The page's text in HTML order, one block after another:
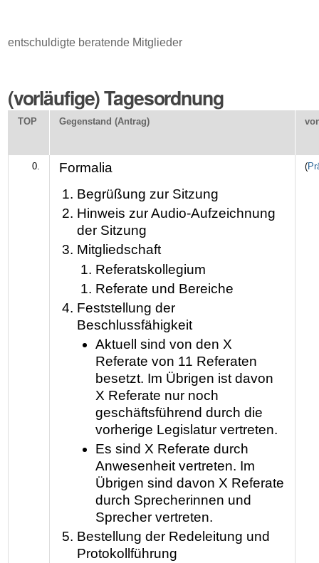
entschuldigte beratende Mitglieder
(vorläufige) Tagesordnung
TOP Gegenstand (Antrag)
0.
Formalia
Begrüßung zur Sitzung
Hinweis zur Audio-Aufzeichnung
der Sitzung
Mitgliedschaft
Referatskollegium
Referate und Bereiche
Feststellung der
Beschlussfähigkeit
Aktuell sind von den X
Referate von 11 Referaten
besetzt. Im Übrigen ist davon
X Referate nur noch
geschäftsführend durch die
vorherige Legislatur vertreten.
Es sind X Referate durch
Anwesenheit vertreten. Im
Übrigen sind davon X Referate
durch Sprecherinnen und
Sprecher vertreten.
Bestellung der Redeleitung und
Protokollführung
(